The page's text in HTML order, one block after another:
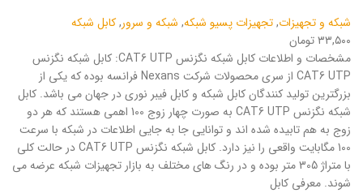
شبکه و تجهیزات,تجهیزات پسیو شبکه, شبکه و سرور,کابل شبکه
۳۳,۵۰۰ تومان
مشخصات و اطلاعات کابل شبکه نگزنس CAT6 UTP: کابل شبکه نگزنس
CAT6 UTP از سری محصولات شرکت Nexans فرانسه بوده که یکی از
بزرگترین تولید کنندگان کابل شبکه و کابل فیبر نوری در جهان می باشد. کابل
شبکه نگزنس CAT6 UTP به صورت چهار زوج 100 اهمی هستند که هر دو
زوج به هم تابیده شده اند و توانایی جا به جایی اطلاعات در شبکه با سرعت
100 مگابایت واقعی را نیز دارد. کابل شبکه نگزنس CAT6 UTP در حالت کلی
با متراژ 305 متر بوده و در رنگ های مختلف به بازار تجهیزات شبکه عرضه می
شوند. معرفی کابل